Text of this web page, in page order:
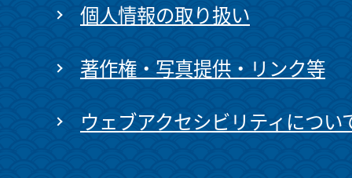
個人情報の取り扱い
著作権・写真提供・リンク等
ウェブアクセシビリティについ